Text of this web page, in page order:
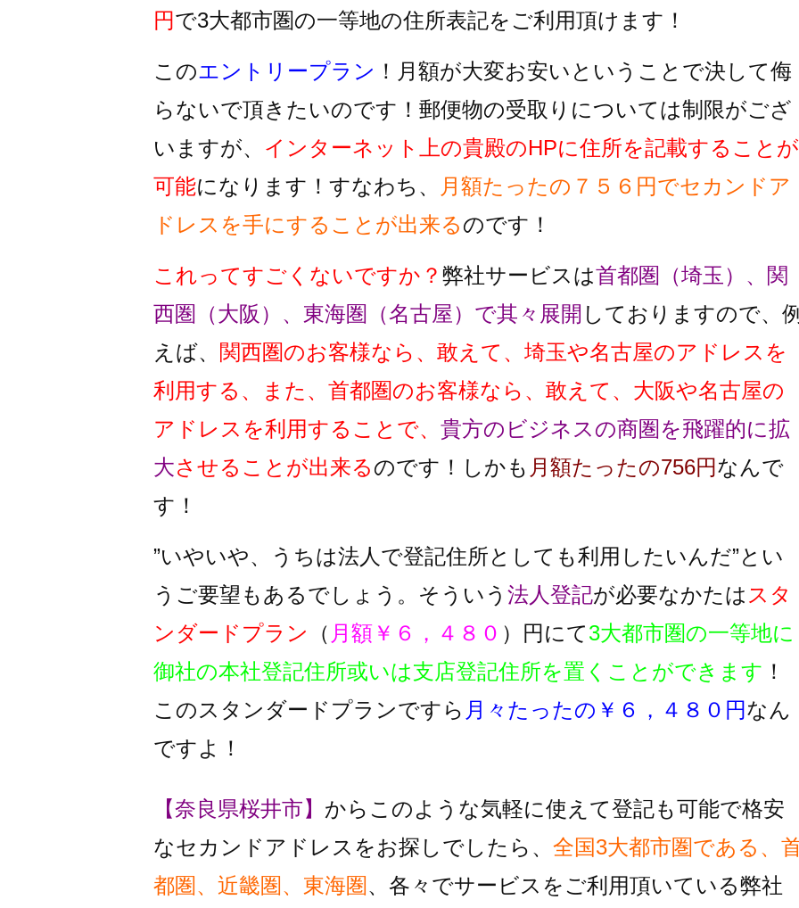
円で3大都市圏の一等地の住所表記をご利用頂けます！
このエントリープラン ！月額が大変お安いということで決して侮
らないで頂きたいのです！郵便物の受取りについては制限がござ
いますが、 インターネット上の貴殿のHPに住所を記載することが
可能になります！すなわち、
月額たったの７５６円でセカンドア
ドレスを手にすることが出来るのです！
これってすごくないですか？ 弊社サービスは首都圏（埼玉）、関
西圏（大阪）、東海圏（名古屋）で其々展開 しておりますので、例
えば、 関西圏のお客様なら、敢えて、埼玉や名古屋のアドレスを
利用する、また、首都圏のお客様なら、敢えて、大阪や名古屋の
アドレスを利用することで、 貴方のビジネスの商圏を飛躍的に拡
大させることが出来るのです！しかも 月額たったの756円なんで
す！
”いやいや、うちは法人で登記住所としても利用したいんだ”とい
うご要望もあるでしょう。そういう 法人登記が必要なかたは スタ
ンダードプラン
（ 月額￥６，４８０ ）円にて3大都市圏の一等地に
御社の本社登記住所或いは支店登記住所を置くことができます ！
このスタンダードプランですら 月々たったの￥６，４８０円なん
ですよ！
【奈良県桜井市】 からこのような気軽に使えて登記も可能で格安
なセカンドアドレスをお探しでしたら、 全国3大都市圏である、
都圏、近畿圏、東海圏 、各々でサービスをご利用頂いている弊社